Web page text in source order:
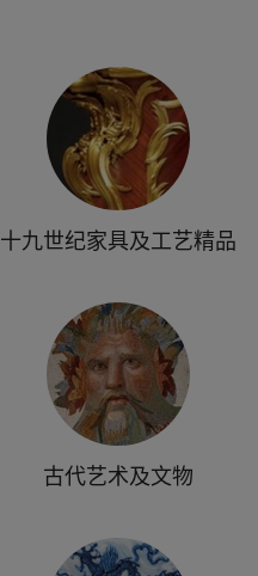
十九世纪家具及工艺精品
古代艺术及文物